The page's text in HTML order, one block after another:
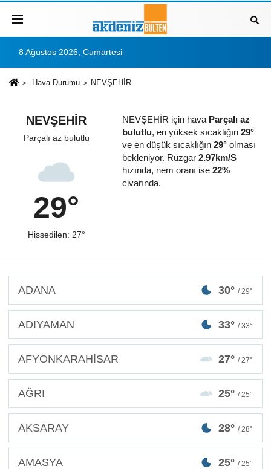
8 Ağustos 2026, Cumartesi
Hava Durumu NEVŞEHİR
NEVŞEHİR
Parçalı az bulutlu
29°
Hissedilen: 27°
NEVŞEHİR için hava Parçalı az
bulutlu, en yüksek sıcaklığın 29°
ve en düşük sıcaklığın 29°olması
bekleniyor. Rüzgar 2.97km/S
hızında, nem oranı ise 22%
civarında.
ADANA 30° / 29°
ADIYAMAN 33° / 33°
AFYONKARAHİSAR 27° / 27°
AĞRI 25° / 25°
AKSARAY 28° / 28°
AMASYA 25° / 25°